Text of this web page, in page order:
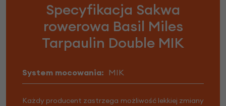
Specyfikacja Sakwa
rowerowa Basil Miles
Tarpaulin Double MIK
System mocowania: MIK
Każdy producent zastrzega możliwość lekkiej zmiany